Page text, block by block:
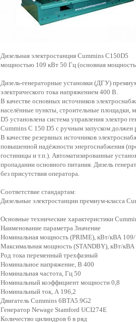
Дизельная электростанция Cummins C150D5
мощностью 109 кВт 50 Гц (основная
Дизель-генераторные установки (ДГУ)
электрического тока напряжением 400 В.
В качестве основных источников
населённые пункты, строительные площадки,
D5 установлена система управления электро
Cummins C 150 D5 с ручным запуском должен
В качестве резервных источников
повышенной надёжности энергоснабжения
гостиницы и т.п.). Автоматизированные
пропадании основного питания. Дизель
без присутствия оператора.
Соответствие стандартам:
Дизельные электростанции премиум-класса
Основные технические характеристики
Наименование параметра Значение
Номинальная мощность (PRIME), кВт/кВА
Максимальная мощность (STANDBY), кВт/кВА
Род тока переменный трехфазный
Номинальное напряжение, В 400
Номинальная частота, Гц 50
Номинальный коэффициент мощности 0,8
Номинальный ток, А 196,2
Двигатель Cummins 6BTA5.9G2
Генератор Newage Stamford UCI274E
Количество цилиндров 6 в ряд